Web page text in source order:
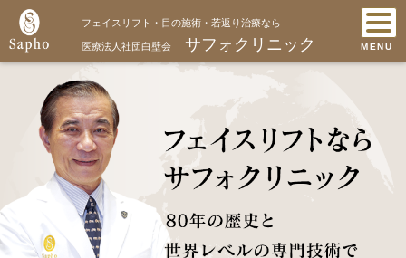
フェイスリフト・目の施術・若返り治療なら
医療法人社団白壁会 サフォクリニック MENU